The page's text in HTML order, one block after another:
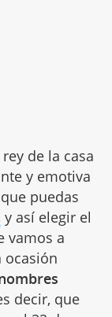
de la casa
y emotiva
puedas
y así elegir el
vamos a
ocasión
decir, que